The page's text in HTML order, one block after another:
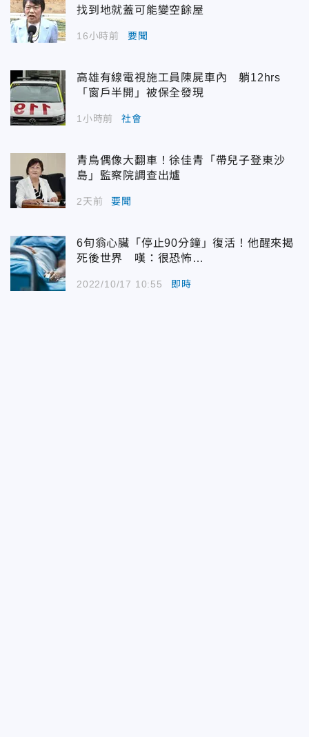
找到地就蓋可能變空餘屋
16小時前 要聞
高雄有線電視施工員陳屍車內 躺12hrs
「窗戶半開」被保全發現
1小時前 社會
青鳥偶像大翻車！徐佳青「帶兒子登東沙
島」監察院調查出爐
2天前 要聞
6旬翁心臟「停止90分鐘」復活！他醒來揭
死後世界 嘆：很恐怖…
2022/10/17 10:55 即時